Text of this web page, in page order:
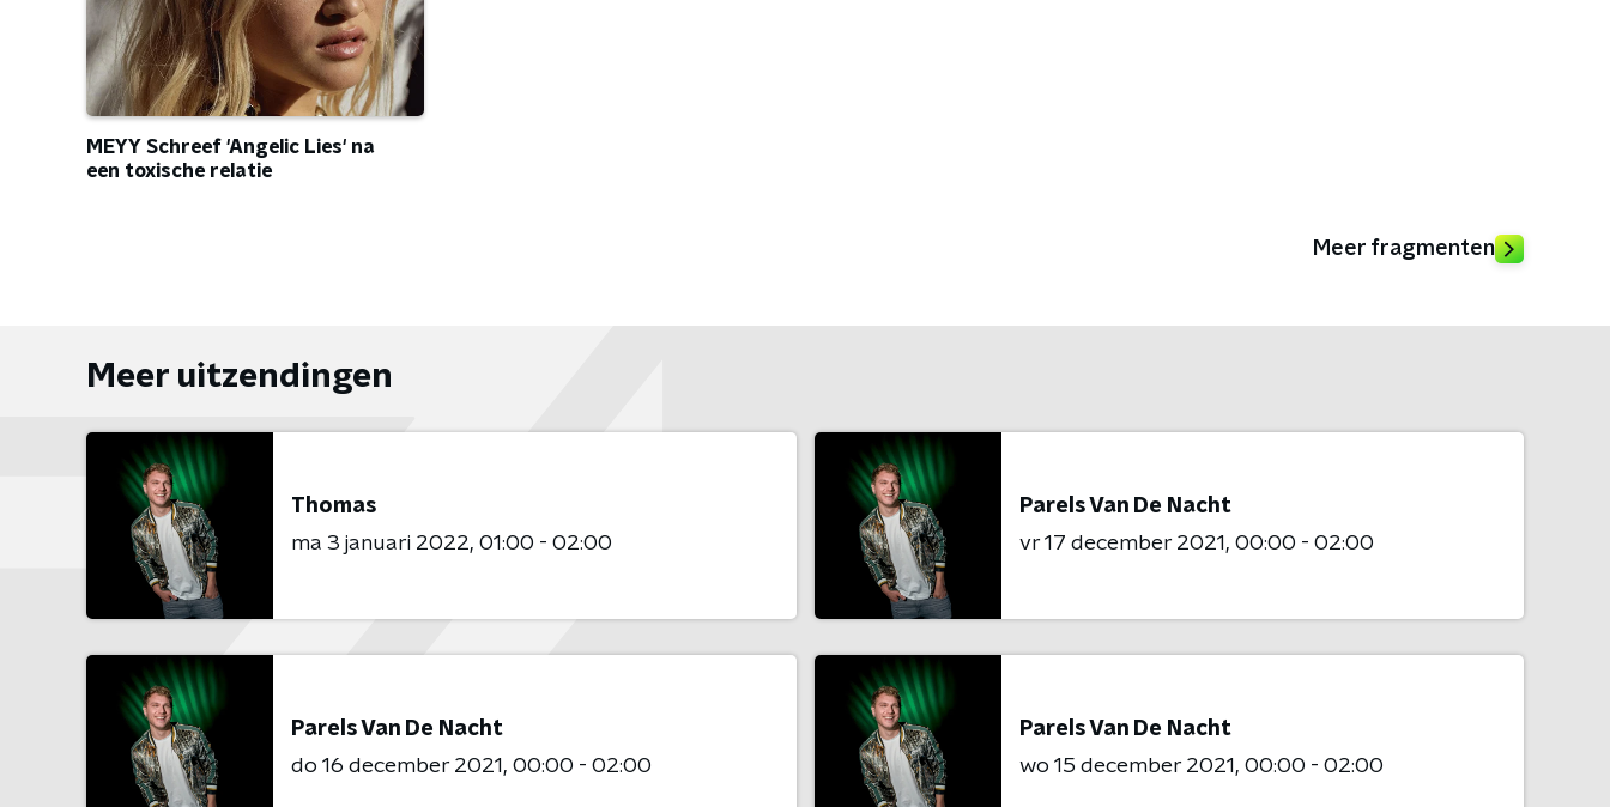
MEYY Schreef 'Angelic Lies' na
een toxische relatie
Meer fragmenten
Meer uitzendingen
Thomas
ma 3 januari 2022 01:00 - 02:00
Parels Van De Nacht
vr 17 december 2021
00:00 - 02:00
Parels Van De Nacht
do 16 december 2021
00:00 - 02:00
Parels Van De Nacht
wo 15 december 2021
00:00 - 02:00